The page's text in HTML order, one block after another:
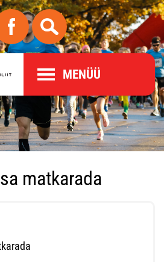
MENÜÜ
matkarada